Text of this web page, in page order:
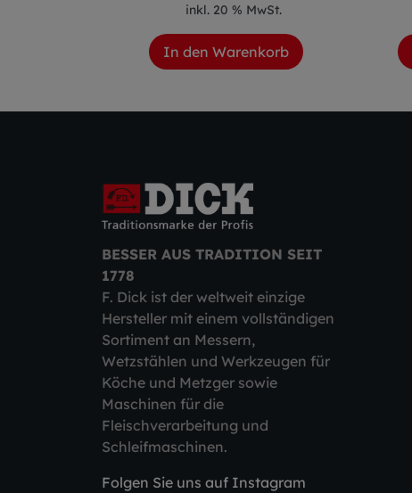
inkl. 20 % MwSt.
In den Warenkorb
BESSER AUS TRADITION SEIT
1778
F. Dick ist der weltweit einzige
Hersteller mit einem vollständigen
Sortiment an Messern,
Wetzstählen und Werkzeugen für
Köche und Metzger sowie
Maschinen für die
Fleischverarbeitung und
Schleifmaschinen.
Folgen Sie uns auf Instagram